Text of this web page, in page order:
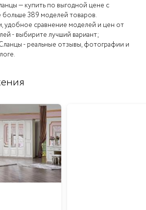
— купить по выгодной цене с
больше 389 моделей товаров.
удобное сравнение моделей и цен от
- выбирите лучший вариант;
- реальные отзывы, фотографии и